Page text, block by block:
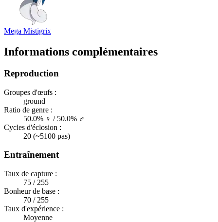
Mega Mistigrix
Informations complémentaires
Reproduction
Groupes d'œufs :
ground
Ratio de genre :
50.0% ♀ / 50.0% ♂
Cycles d'éclosion :
20 (~5100 pas)
Entraînement
Taux de capture :
75 / 255
Bonheur de base :
70 / 255
Taux d'expérience :
Moyenne